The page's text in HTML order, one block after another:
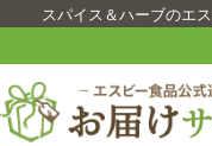
スパイス＆ハーブのエ